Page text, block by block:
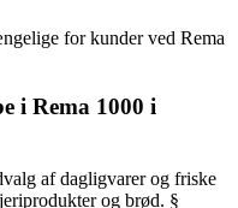
for kunder ved Rema
i Rema 1000 i
af dagligvarer og friske
og brød. §